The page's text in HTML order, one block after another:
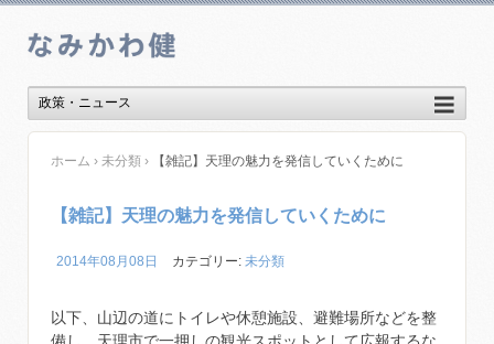
ホーム › 未分類 › 【雑記】天理の魅力を発信していくために
【雑記】天理の魅力を発信していくために
2014年08月08日 カテゴリー:未分類
以下、山辺の道にトイレや休憩施設、避難場所などを整